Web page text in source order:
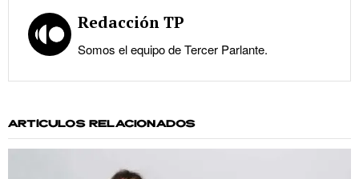
Redacción TP
Somos el equipo de Tercer Parlante.
ARTÍCULOS RELACIONADOS